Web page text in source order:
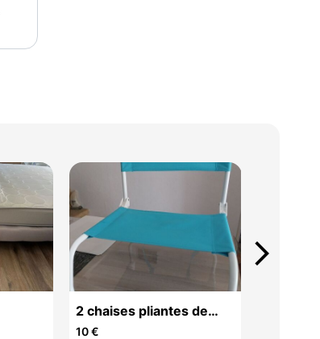
2 chaises pliantes de
plage
10 €
arrow_forward_ios